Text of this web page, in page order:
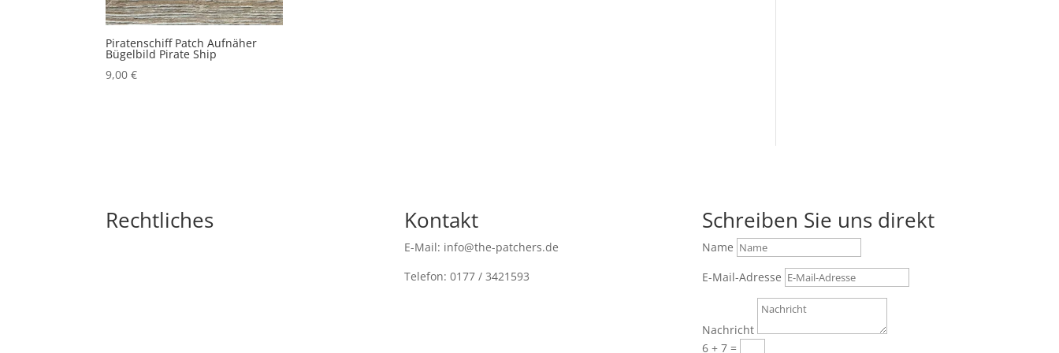
Piratenschiff Patch Aufnäher
Bügelbild Pirate Ship
9,00€
Rechtliches Kontakt
E-Mail: info@the-patchers.de
Telefon: 0177 / 3421593
Schreiben Sie uns direkt
Name
E-Mail-Adresse
Nachricht
6 + 7=